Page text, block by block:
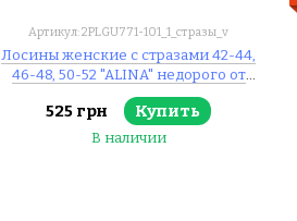
Артикул: 2PLGU771-101_1_стразы_v
Лосины женские с стразами 42-44,
46-48, 50-52 "ALINA" недорого от
прямого поставщика
525 грн Купить
В наличии